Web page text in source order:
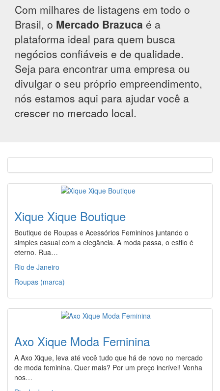
Com milhares de listagens em todo o
Brasil, o Mercado Brazuca é a
plataforma ideal para quem busca
negócios confiáveis e de qualidade.
Seja para encontrar uma empresa ou
divulgar o seu próprio empreendimento,
nós estamos aqui para ajudar você a
crescer no mercado local.
Xique Xique Boutique
Boutique de Roupas e Acessórios Femininos juntando o
simples casual com a elegância. A moda passa, o estilo é
eterno. Rua…
Rio de Janeiro
Roupas (marca)
Axo Xique Moda Feminina
A Axo Xique, leva até você tudo que há de novo no mercado
de moda feminina. Quer mais? Por um preço incrível! Venha
nos…